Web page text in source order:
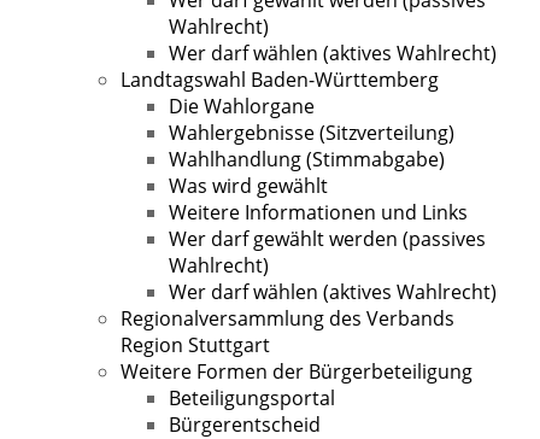
Wahlrecht)
Wer darf wählen (aktives Wahlrecht)
Landtagswahl Baden-Württemberg
Die Wahlorgane
Wahlergebnisse (Sitzverteilung)
Wahlhandlung (Stimmabgabe)
Was wird gewählt
Weitere Informationen und Links
Wer darf gewählt werden (passives
Wahlrecht)
Wer darf wählen (aktives Wahlrecht)
Regionalversammlung des Verbands
Region Stuttgart
Weitere Formen der Bürgerbeteiligung
Beteiligungsportal
Bürgerentscheid